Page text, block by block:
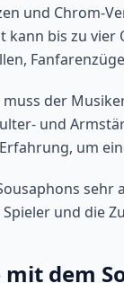
und Chrom-
kann bis zu
der
und
um
und die
dem